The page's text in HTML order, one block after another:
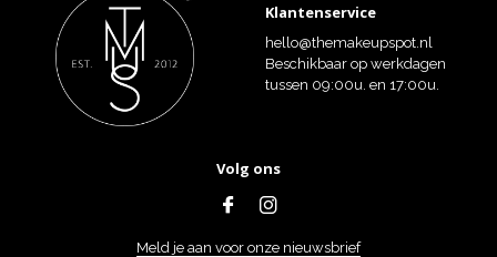
Klantenservice
hello@themakeupspot.nl
Beschikbaar op werkdagen
tussen 09:00u. en 17:00u.
Volg ons
Meld je aan voor onze nieuwsbrief